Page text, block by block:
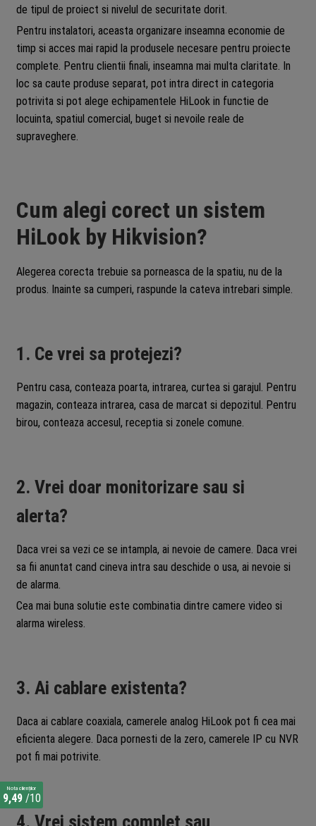
de tipul de proiect si nivelul de securitate dorit.
Pentru instalatori, aceasta organizare inseamna economie de
timp si acces mai rapid la produsele necesare pentru proiecte
complete. Pentru clientii finali, inseamna mai multa claritate. In
loc sa caute produse separat, pot intra direct in categoria
potrivita si pot alege echipamentele HiLook in functie de
locuinta, spatiul comercial, buget si nevoile reale de
supraveghere.
Cum alegi corect un sistem
HiLook by Hikvision?
Alegerea corecta trebuie sa porneasca de la spatiu, nu de la
produs. Inainte sa cumperi, raspunde la cateva intrebari simple.
1. Ce vrei sa protejezi?
Pentru casa, conteaza poarta, intrarea, curtea si garajul. Pentru
magazin, conteaza intrarea, casa de marcat si depozitul. Pentru
birou, conteaza accesul, receptia si zonele comune.
2. Vrei doar monitorizare sau si
alerta?
Daca vrei sa vezi ce se intampla, ai nevoie de camere. Daca vrei
sa fii anuntat cand cineva intra sau deschide o usa, ai nevoie si
de alarma.
Cea mai buna solutie este combinatia dintre camere video si
alarma wireless.
3. Ai cablare existenta?
Daca ai cablare coaxiala, camerele analog HiLook pot fi cea mai
eficienta alegere. Daca pornesti de la zero, camerele IP cu NVR
pot fi mai potrivite.
4. Vrei sistem complet sau
Nota clienților
9,49/10